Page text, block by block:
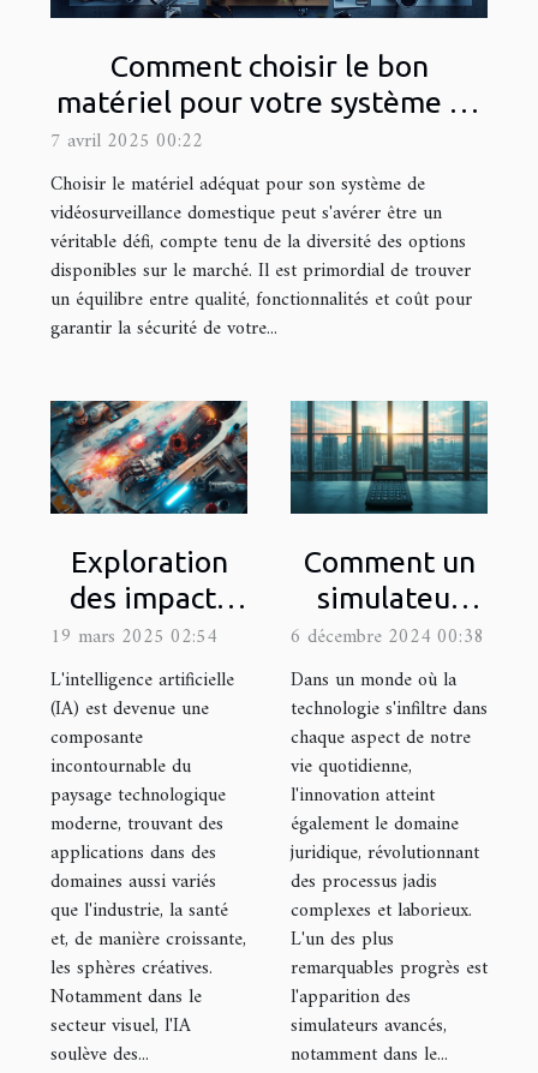
Comment choisir le bon
matériel pour votre système de
vidéosurveillance domestique
7 avril 2025 00:22
Choisir le matériel adéquat pour son système de
vidéosurveillance domestique peut s'avérer être un
véritable défi, compte tenu de la diversité des options
disponibles sur le marché. Il est primordial de trouver
un équilibre entre qualité, fonctionnalités et coût pour
garantir la sécurité de votre...
Exploration
des impacts
de l'IA sur la
créativité
dans le
secteur visuel
19 mars 2025 02:54
L'intelligence artificielle
(IA) est devenue une
composante
incontournable du
paysage technologique
moderne, trouvant des
applications dans des
domaines aussi variés
que l'industrie, la santé
et, de manière croissante,
les sphères créatives.
Notamment dans le
secteur visuel, l'IA
soulève des...
Comment un
simulateur
avancé
transforme le
calcul de
pension
alimentaire
6 décembre 2024 00:38
Dans un monde où la
technologie s'infiltre dans
chaque aspect de notre
vie quotidienne,
l'innovation atteint
également le domaine
juridique, révolutionnant
des processus jadis
complexes et laborieux.
L'un des plus
remarquables progrès est
l'apparition des
simulateurs avancés,
notamment dans le...